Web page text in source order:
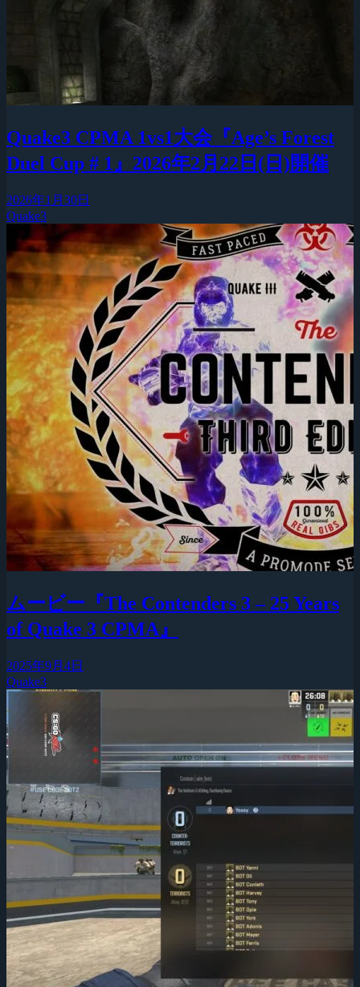
Quake3 CPMA 1vs1大会『Age’s Forest
Duel Cup # 1』2026年2月22日(日)開催
2026年1月30日
Quake3
ムービー『The Contenders 3 – 25 Years
of Quake 3 CPMA』
2025年9月4日
Quake3